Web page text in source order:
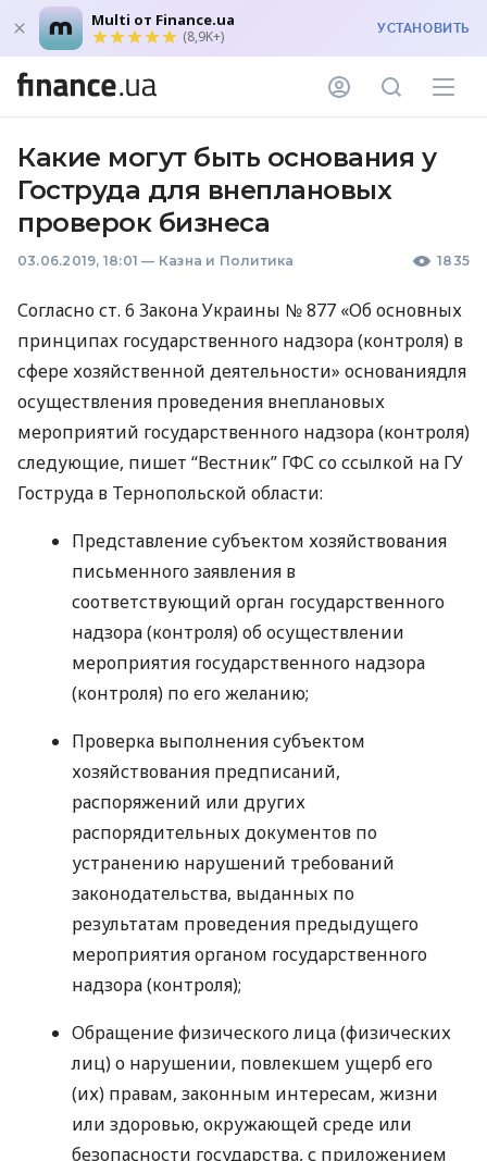
Multi от Finance.ua
(8,9K+) УСТАНОВИТЬ
Какие могут быть основания у
Гоструда для внеплановых
проверок бизнеса
03.06.2019, 18:01 — Казна и Политика 1835
Согласно ст. 6 Закона Украины № 877 «Об основных
принципах государственного надзора (контроля) в
сфере хозяйственной деятельности» основаниядля
осуществления проведения внеплановых
мероприятий государственного надзора (контроля)
следующие, пишет “Вестник” ГФСсо ссылкой на ГУ
Гоструда в Тернопольской области:
Представление субъектом хозяйствования
письменного заявления в
соответствующий орган государственного
надзора (контроля) об осуществлении
мероприятия государственного надзора
(контроля) по его желанию;
Проверка выполнения субъектом
хозяйствования предписаний,
распоряжений или других
распорядительных документов по
устранению нарушений требований
законодательства, выданных по
результатам проведения предыдущего
мероприятия органом государственного
надзора (контроля);
Обращение физического лица (физических
лиц) о нарушении, повлекшем ущерб его
(их) правам, законным интересам, жизни
или здоровью, окружающей среде или
безопасности государства, с приложением